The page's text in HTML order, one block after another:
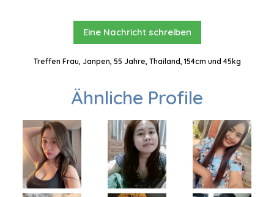
Eine Nachricht schreiben
Treffen Frau, Janpen, 55 Jahre, Thailand, 154cm und 45kg
Ähnliche Profile